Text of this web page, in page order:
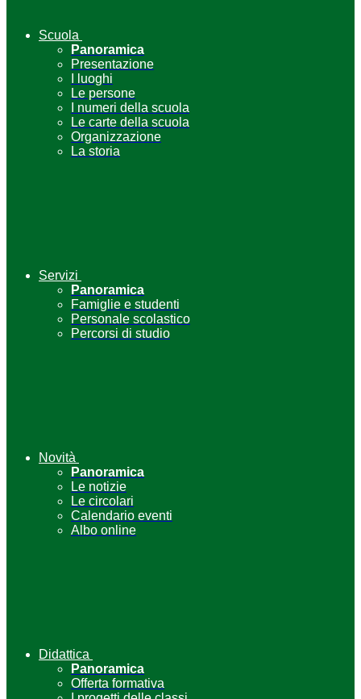
Scuola
Panoramica
Presentazione
I luoghi
Le persone
I numeri della scuola
Le carte della scuola
Organizzazione
La storia
Servizi
Panoramica
Famiglie e studenti
Personale scolastico
Percorsi di studio
Novità
Panoramica
Le notizie
Le circolari
Calendario eventi
Albo online
Didattica
Panoramica
Offerta formativa